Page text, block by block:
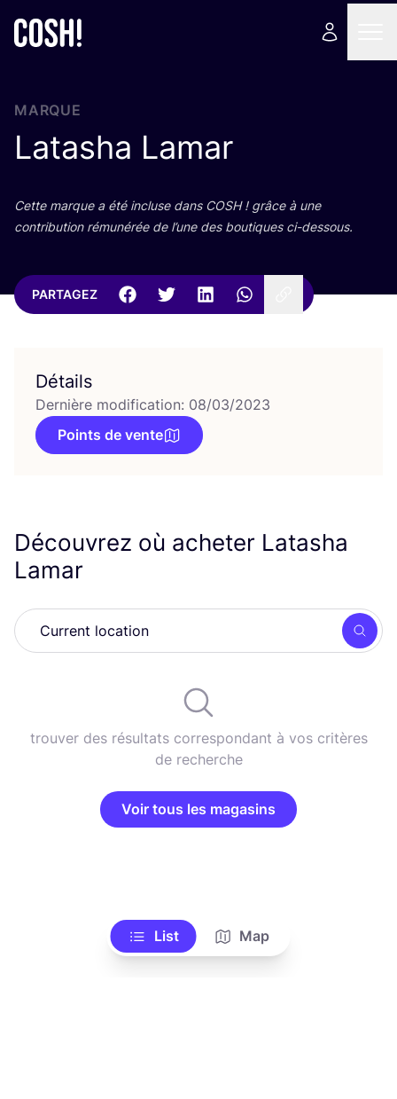
MARQUE
Latasha Lamar
Cette marque a été incluse dans COSH! grâce à une
contri­bu­tion rému­né­rée de l’une des bou­tiques ci-dessous.
PARTAGEZ
Détails
Dernière modification: 08/03/2023
Points de vente
Découvrez où acheter Latasha
Lamar
trouver des résultats correspondant à vos critères
de recherche
Voir tous les magasins
List Map